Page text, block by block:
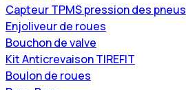
Capteur TPMS pression des pneus
Enjoliveur de roues
Bouchon de valve
Kit Anticrevaison TIREFIT
Boulon de roues